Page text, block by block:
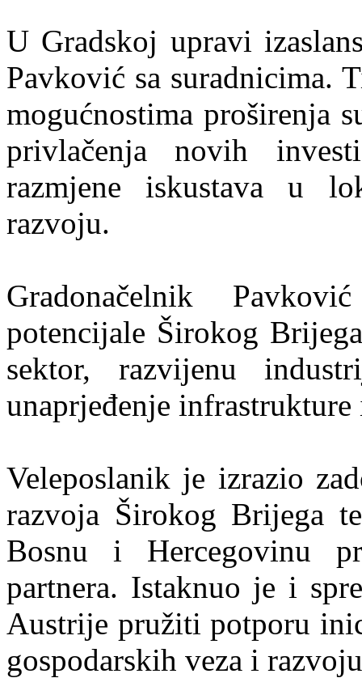
U Gradskoj upravi
Pavković sa suradnicima.
mogućnostima proširenja
privlačenja novih
razmjene iskustava u
razvoju.
Gradonačelnik
potencijale Širokog
sektor, razvijenu
unaprjeđenje
Veleposlanik je izrazio
razvoja Širokog Brijega
Bosnu i Hercegovinu
partnera. Istaknuo je i
Austrije pružiti potporu
gospodarskih veza i